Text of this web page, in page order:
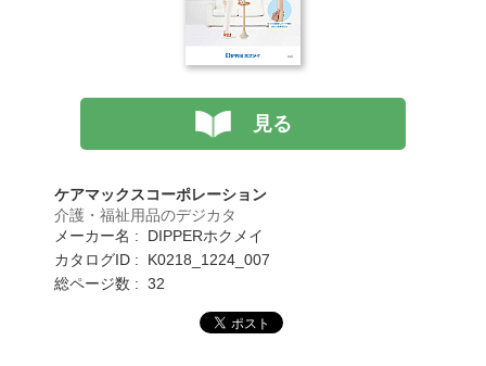
見る
ケアマックスコーポレーション
介護・福祉用品のデジカタ
メーカー名 : DIPPERホクメイ
カタログID : K0218_1224_007
総ページ数 : 32